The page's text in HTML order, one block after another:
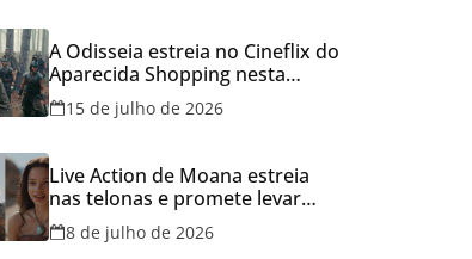
A Odisseia estreia no Cineflix do
Aparecida Shopping nesta
quinta, 16
15 de julho de 2026
Live Action de Moana estreia
nas telonas e promete levar
aventura e emoção ao Cineflix
do Aparecida Shopping
8 de julho de 2026